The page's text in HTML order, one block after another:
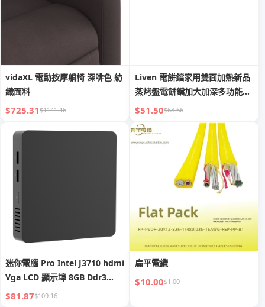
vidaXL 電動按摩躺椅 深啡色 紡
織面料
$725.31$1141.16
Liven 電餅鐺家用雙面加熱新品
蒸烤盤電餅鐺加大加深多功能煎
餅機
$51.50$68.66
迷你電腦 Pro Intel J3710 hdmi
Vga LCD 顯示埠 8GB Ddr3
Ram VESA/家庭/商務電腦 便攜
$81.87$109.16
扁平電纜
$10.00$1.00